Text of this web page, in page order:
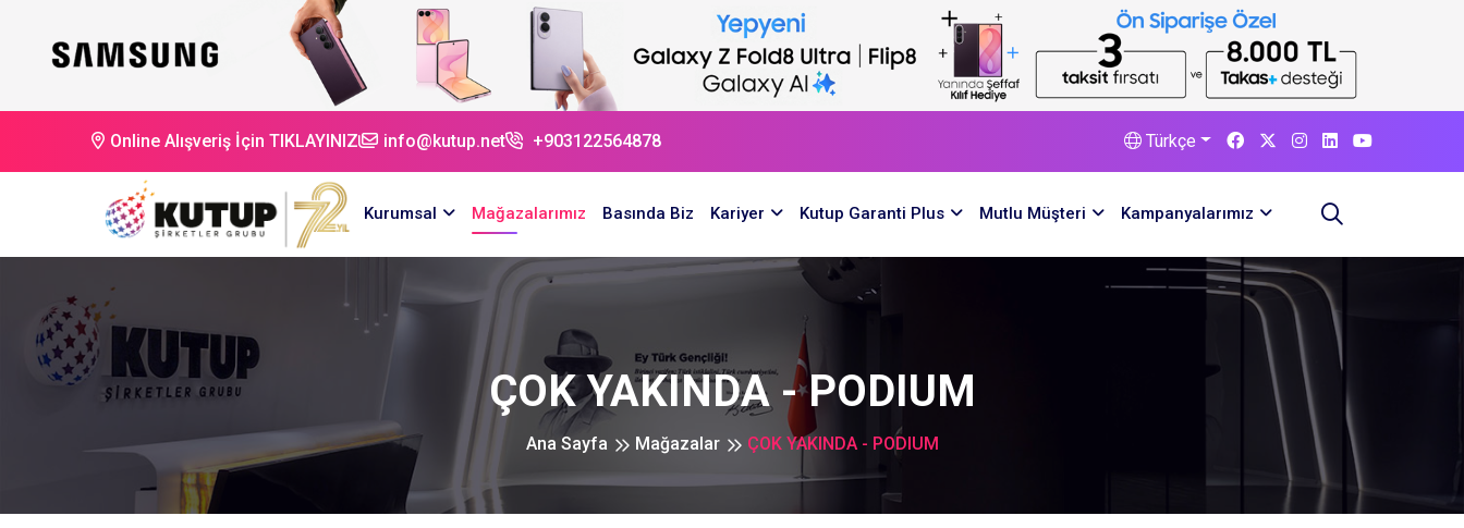
Online Alışveriş İçin TIKLAYINIZ info@kutup.net +903122564878 Türkçe
Kurumsal Mağazalarımız Basında Biz Kariyer Kutup Garanti Plus Mutlu Müşteri Kampanyalarımız
ÇOK YAKINDA - PODIUM
Ana Sayfa Mağazalar ÇOK YAKINDA - PODIUM